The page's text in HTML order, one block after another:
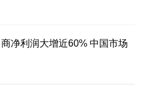
净利润大增近60% 中国市场